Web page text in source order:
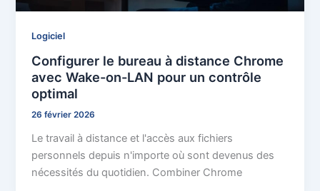
Logiciel
Configurer le bureau à distance Chrome
avec Wake-on-LAN pour un contrôle
optimal
26 février 2026
Le travail à distance et l'accès aux fichiers
personnels depuis n'importe où sont devenus des
nécessités du quotidien. Combiner Chrome